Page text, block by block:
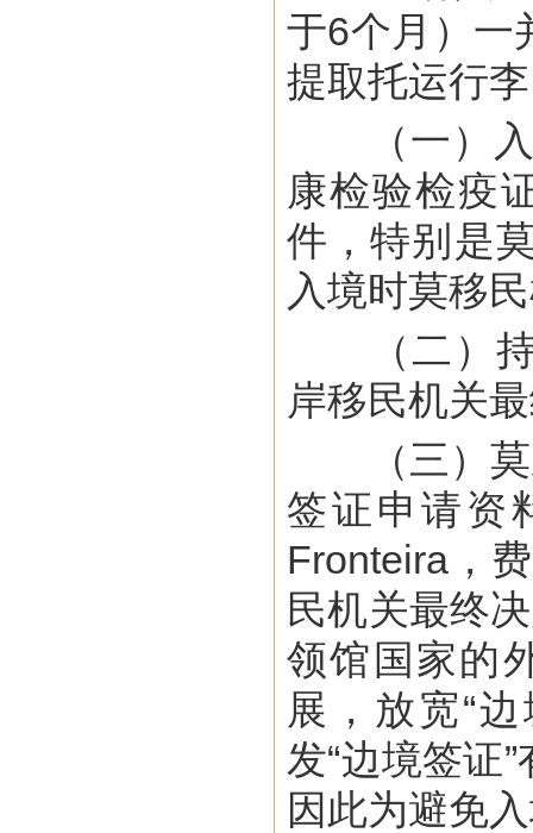
于6个月）一
提取托运行
（一）入
康检验检疫
件，特别是
入境时莫移
（二）持
岸移民机关
（三）莫
签证申请资
Fronteira，
民机关最终
领馆国家的
展，放宽“
发“边境签证
因此为避免